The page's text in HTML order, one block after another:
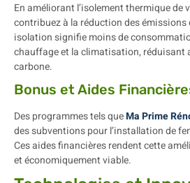
En améliorant l’isolement thermique de
contribuez à la réduction des émissions
isolation signifie moins de
chauffage et la climatisation, réduisant
carbone.
Bonus et Aides
Des programmes tels queMa Prime
des subventions pour l’installation de
Ces aides financières rendent cette
et économiquement viable.